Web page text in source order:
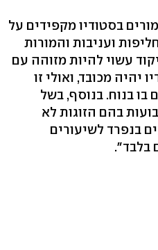
בסטודיו מקפידים על
ועניבות והמורות
עשוי להיות מזוהה עם
יהיה מכובד, ואולי זו
בנוח. בנוסף, בשל
בהם הזוגות לא
בנפרד לשיעורים
בלבד".